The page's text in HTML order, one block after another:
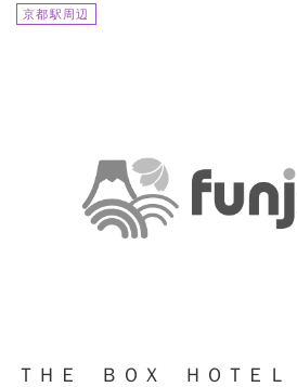
京都駅周辺
ＴＨＥ ＢＯＸ ＨＯＴＥＬ